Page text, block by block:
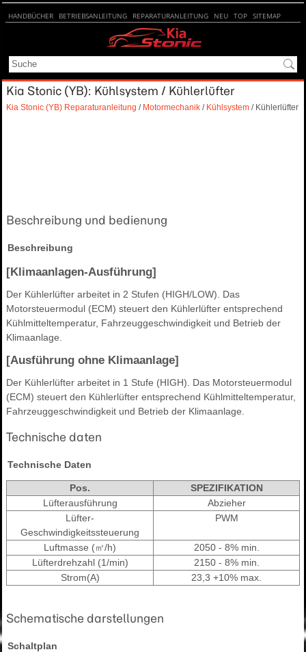
HANDBÜCHER BETRIEBSANLEITUNG REPARATURANLEITUNG NEU TOP SITEMAP
Kia Stonic (YB): Kühlsystem / Kühlerlüfter
Kia Stonic (YB) Reparaturanleitung / Motormechanik / Kühlsystem / Kühlerlüfter
Beschreibung und bedienung
Beschreibung
[Klimaanlagen-Ausführung]
Der Kühlerlüfter arbeitet in 2 Stufen (HIGH/LOW). Das
Motorsteuermodul (ECM) steuert den Kühlerlüfter entsprechend
Kühlmitteltemperatur, Fahrzeuggeschwindigkeit und Betrieb der
Klimaanlage.
[Ausführung ohne Klimaanlage]
Der Kühlerlüfter arbeitet in 1 Stufe (HIGH). Das Motorsteuermodul
(ECM) steuert den Kühlerlüfter entsprechend Kühlmitteltemperatur,
Fahrzeuggeschwindigkeit und Betrieb der Klimaanlage.
Technische daten
Technische Daten
Pos.
SPEZIFIKATION
Lüfterausführung
Abzieher
Lüfter-
Geschwindigkeitssteuerung
PWM
Luftmasse (㎥/h)
2050 - 8% min.
Lüfterdrehzahl (1/min)
2150 - 8% min.
Strom(A)
23,3 +10% max.
Schematische darstellungen
Schaltplan